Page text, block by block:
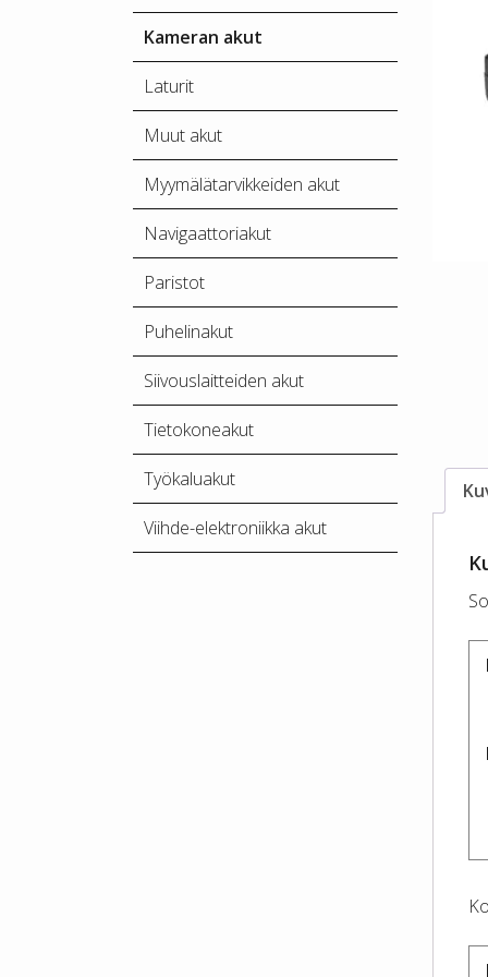
Kameran akut
Laturit
Muut akut
Myymälätarvikkeiden akut
Navigaattoriakut
Paristot
Puhelinakut
Siivouslaitteiden akut
Tietokoneakut
Työkaluakut
Viihde-elektroniikka akut